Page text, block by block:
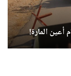
المارة!